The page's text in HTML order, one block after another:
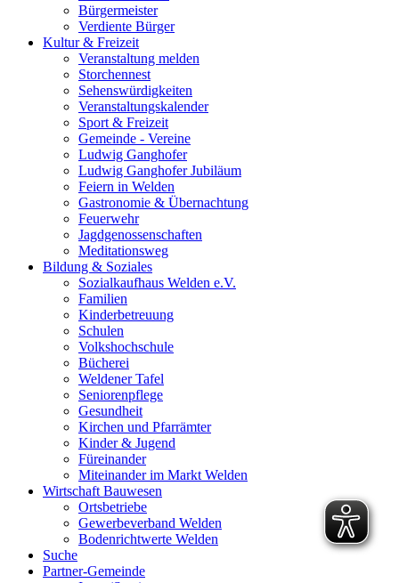
Bürgermeister
Verdiente Bürger
Kultur & Freizeit
Veranstaltung melden
Storchennest
Sehenswürdigkeiten
Veranstaltungskalender
Sport & Freizeit
Gemeinde - Vereine
Ludwig Ganghofer
Ludwig Ganghofer Jubiläum
Feiern in Welden
Gastronomie & Übernachtung
Feuerwehr
Jagdgenossenschaften
Meditationsweg
Bildung & Soziales
Sozialkaufhaus Welden e.V.
Familien
Kinderbetreuung
Schulen
Volkshochschule
Bücherei
Weldener Tafel
Seniorenpflege
Gesundheit
Kirchen und Pfarrämter
Kinder & Jugend
Füreinander
Miteinander im Markt Welden
Wirtschaft Bauwesen
Ortsbetriebe
Gewerbeverband Welden
Bodenrichtwerte Welden
Suche
Partner-Gemeinde